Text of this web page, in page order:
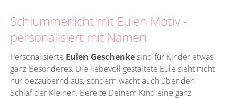
Schlummerlicht mit Eulen Motiv -
personalisiert mit Namen
Personalisierte Eulen Geschenkesind für Kinder etwas
ganz Besonderes. Die liebevoll gestaltete Eule sieht nicht
nur bezaubernd aus, sondern wacht auch über den
Schlaf der Kleinen. Bereite Deinem Kind eine ganz